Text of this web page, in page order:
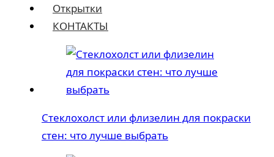
Открытки
КОНТАКТЫ
Стеклохолст или флизелин для покраски
стен: что лучше выбрать